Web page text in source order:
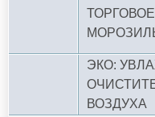
ЭКО:
ВОЗДУХА